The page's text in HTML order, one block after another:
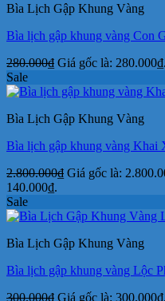
Bìa Lịch Gập Khung Vàng
Bìa lịch gập khung vàng Con
280.000₫ Giá gốc là: 280.000₫.
Sale
Bìa Lịch Gập Khung Vàng
Bìa lịch gập khung vàng Khai
2.800.000₫ Giá gốc là:
140.000₫.
Sale
Bìa Lịch Gập Khung Vàng
Bìa lịch gập khung vàng Lộc
300.000₫ Giá gốc là: 300.000₫.